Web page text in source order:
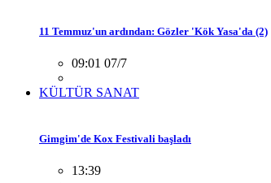
11 Temmuz'un ardından: Gözler 'Kök Yasa'da (2)
09:01 07/7
KÜLTÜR SANAT
Gimgim'de Kox Festivali başladı
13:39